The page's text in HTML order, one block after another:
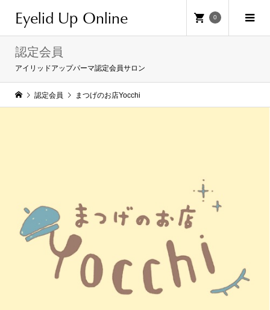
Eyelid Up Online 0
認定会員
アイリッドアップパーマ認定会員サロン
認定会員 まつげのお店Yocchi